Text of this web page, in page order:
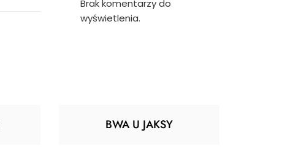
Brak komentarzy do
wyświetlenia.
BWA U JAKSY